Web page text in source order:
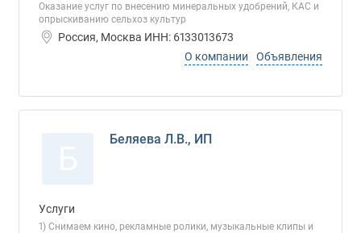
Оказание услуг по внесению минеральных удобрений, КАС и
опрыскиванию сельхоз культур
Россия, Москва ИНН: 6133013673
О компании
Объявления
Беляева Л.В., ИП
Услуги
1) Снимаем кино, рекламные ролики, музыкальные клипы и